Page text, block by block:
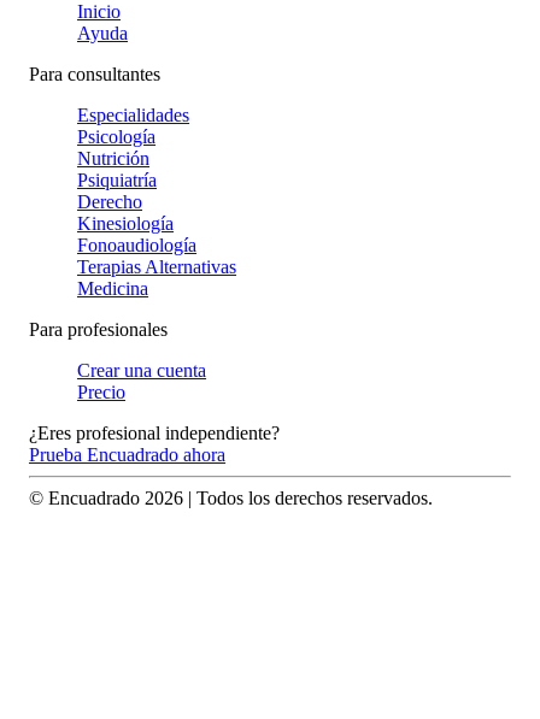
Inicio
Ayuda
Para consultantes
Especialidades
Psicología
Nutrición
Psiquiatría
Derecho
Kinesiología
Fonoaudiología
Terapias Alternativas
Medicina
Para profesionales
Crear una cuenta
Precio
¿Eres profesional independiente?
Prueba Encuadrado ahora
© Encuadrado 2026 | Todos los derechos reservados.